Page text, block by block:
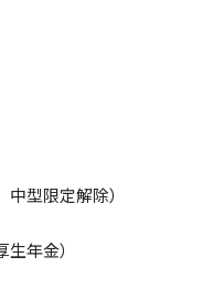
型限定解除）
年金）